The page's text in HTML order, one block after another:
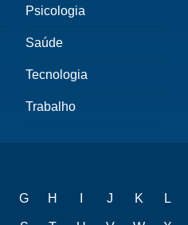
Psicologia
Saúde
Tecnologia
Trabalho
G H J K L